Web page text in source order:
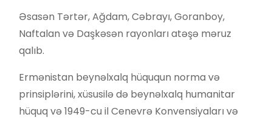
Əsasən Tərtər, Ağdam, Cəbrayı, Goranboy,
Naftalan və Daşkəsən rayonları atəşə məruz
qalıb.
Ermənistan beynəlxalq hüququn norma və
prinsiplərini, xüsusilə də beynəlxalq humanitar
hüquq və 1949-cu il Cenevrə Konvensiyaları və